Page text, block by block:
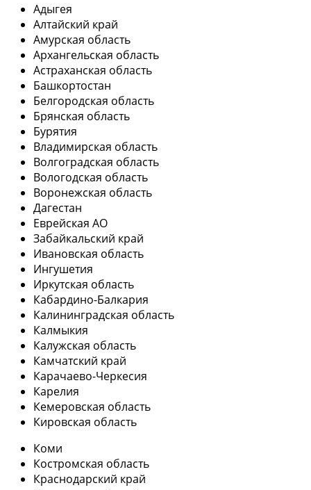
Адыгея
Алтайский край
Амурская область
Архангельская область
Астраханская область
Башкортостан
Белгородская область
Брянская область
Бурятия
Владимирская область
Волгоградская область
Вологодская область
Воронежская область
Дагестан
Еврейская АО
Забайкальский край
Ивановская область
Ингушетия
Иркутская область
Кабардино-Балкария
Калининградская область
Калмыкия
Калужская область
Камчатский край
Карачаево-Черкесия
Карелия
Кемеровская область
Кировская область
Коми
Костромская область
Краснодарский край